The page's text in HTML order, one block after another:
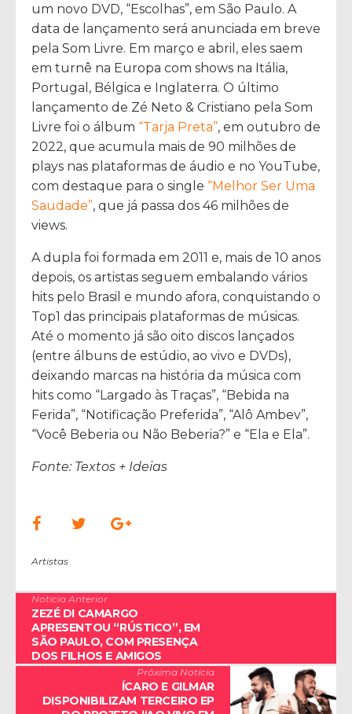
um novo DVD, “Escolhas”, em São Paulo. A
data de lançamento será anunciada em breve
pela Som Livre. Em março e abril, eles saem
em turnê na Europa com shows na Itália,
Portugal, Bélgica e Inglaterra. O último
lançamento de Zé Neto & Cristiano pela Som
Livre foi o álbum “Tarja Preta”, em outubro de
2022, que acumula mais de 90 milhões de
plays nas plataformas de áudio e no YouTube,
com destaque para o single “Melhor Ser Uma
Saudade”, que já passa dos 46 milhões de
views.
A dupla foi formada em 2011 e, mais de 10 anos
depois, os artistas seguem embalando vários
hits pelo Brasil e mundo afora, conquistando o
Top1 das principais plataformas de músicas.
Até o momento já são oito discos lançados
(entre álbuns de estúdio, ao vivo e DVDs),
deixando marcas na história da música com
hits como “Largado às Traças”, “Bebida na
Ferida”, “Notificação Preferida”, “Alô Ambev”,
“Você Beberia ou Não Beberia?” e “Ela e Ela”.
Fonte: Textos + Ideias
Artistas
Notícia Anterior
ZEZÉ DI CAMARGO
APRESENTOU “RÚSTICO”, EM
SÃO PAULO, COM PRESENÇA
DOS FILHOS E AMIGOS
Próxima Notícia
ÍCARO E GILMAR
DISPONIBILIZAM TERCEIRO EP